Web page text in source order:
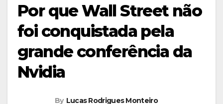
Por que Wall Street não
foi conquistada pela
grande conferência da
Nvidia
By Lucas Rodrigues Monteiro